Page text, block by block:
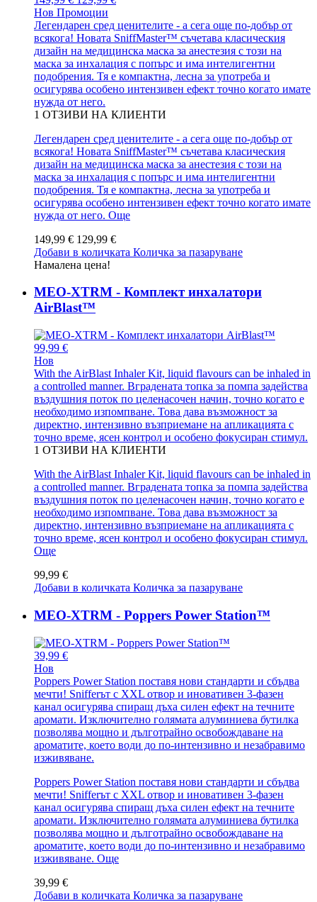
Нов Промоции
Легендарен сред ценителите - а сега още по-добър от
всякога! Новата SniffMaster™ съчетава класическия
дизайн на медицинска маска за анестезия с този на
маска за инхалация с попърс и има интелигентни
подобрения. Тя е компактна, лесна за употреба и
осигурява особено интензивен ефект точно когато имате
нужда от него.
1 ОТЗИВИ НА КЛИЕНТИ
Легендарен сред ценителите - а сега още по-добър от
всякога! Новата SniffMaster™ съчетава класическия
дизайн на медицинска маска за анестезия с този на
маска за инхалация с попърс и има интелигентни
подобрения. Тя е компактна, лесна за употреба и
осигурява особено интензивен ефект точно когато имате
нужда от него. Още
149,99 € 129,99 €
Добави в количката Количка за пазаруване
Намалена цена!
MEO-XTRM - Комплект инхалатори
AirBlast™
99,99 €
Нов
With the AirBlast Inhaler Kit, liquid flavours can be inhaled in
a controlled manner. Вградената топка за помпа задейства
въздушния поток по целенасочен начин, точно когато е
необходимо изпомпване. Това дава възможност за
директно, интензивно възприемане на апликацията с
точно време, ясен контрол и особено фокусиран стимул.
1 ОТЗИВИ НА КЛИЕНТИ
With the AirBlast Inhaler Kit, liquid flavours can be inhaled in
a controlled manner. Вградената топка за помпа задейства
въздушния поток по целенасочен начин, точно когато е
необходимо изпомпване. Това дава възможност за
директно, интензивно възприемане на апликацията с
точно време, ясен контрол и особено фокусиран стимул.
Още
99,99 €
Добави в количката Количка за пазаруване
MEO-XTRM - Poppers Power Station™
39,99 €
Нов
Poppers Power Station поставя нови стандарти и сбъдва
мечти! Snifferът с XXL отвор и иновативен 3-фазен
канал осигурява спиращ дъха силен ефект на течните
аромати. Изключително голямата алуминиева бутилка
позволява мощно и дълготрайно освобождаване на
ароматите, което води до по-интензивно и незабравимо
изживяване.
Poppers Power Station поставя нови стандарти и сбъдва
мечти! Snifferът с XXL отвор и иновативен 3-фазен
канал осигурява спиращ дъха силен ефект на течните
аромати. Изключително голямата алуминиева бутилка
позволява мощно и дълготрайно освобождаване на
ароматите, което води до по-интензивно и незабравимо
изживяване. Още
39,99 €
Добави в количката Количка за пазаруване